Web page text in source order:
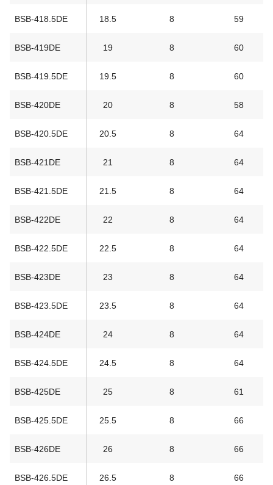
BSB-418.5DE 18.5 8 59
BSB-419DE 19 8 60
BSB-419.5DE 19.5 8 60
BSB-420DE 20 8 58
BSB-420.5DE 20.5 8 64
BSB-421DE 21 8 64
BSB-421.5DE 21.5 8 64
BSB-422DE 22 8 64
BSB-422.5DE 22.5 8 64
BSB-423DE 23 8 64
BSB-423.5DE 23.5 8 64
BSB-424DE 24 8 64
BSB-424.5DE 24.5 8 64
BSB-425DE 25 8 61
BSB-425.5DE 25.5 8 66
BSB-426DE 26 8 66
BSB-426.5DE 26.5 8 66